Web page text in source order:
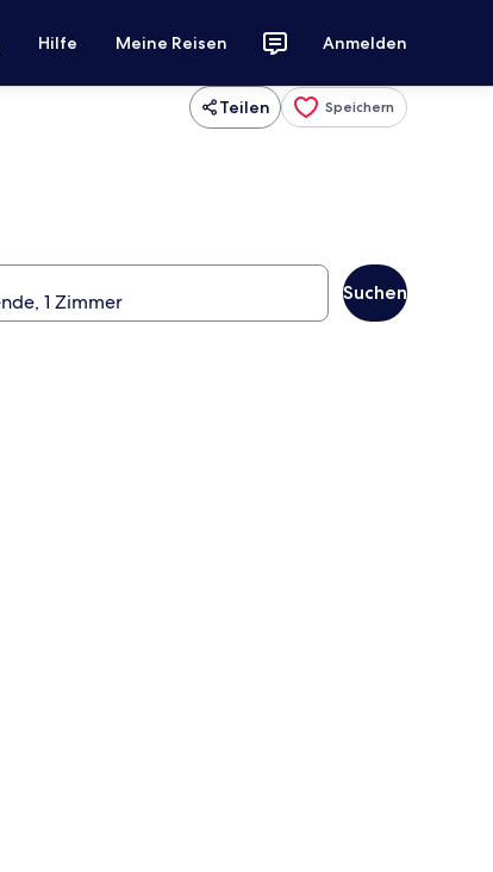
Hilfe Meine Reisen Anmelden
Teilen Speichern
Suchen